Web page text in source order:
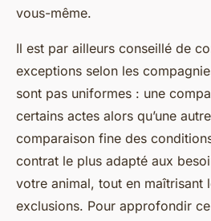
vous-même.
Il est par ailleurs conseillé de
exceptions selon les
sont pas uniformes : une
certains actes alors qu’une
comparaison fine des
contrat le plus adapté aux
votre animal, tout en maîtrisant
exclusions. Pour approfondir